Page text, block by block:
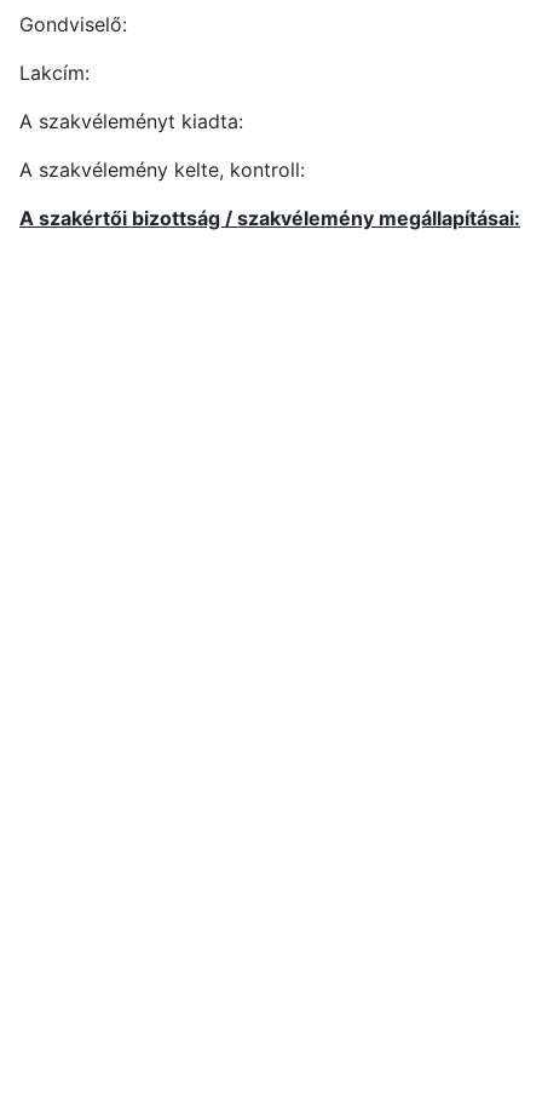
Gondviselő:
Lakcím:
A szakvéleményt kiadta:
A szakvélemény kelte, kontroll:
A szakértői bizottság / szakvélemény megállapításai: